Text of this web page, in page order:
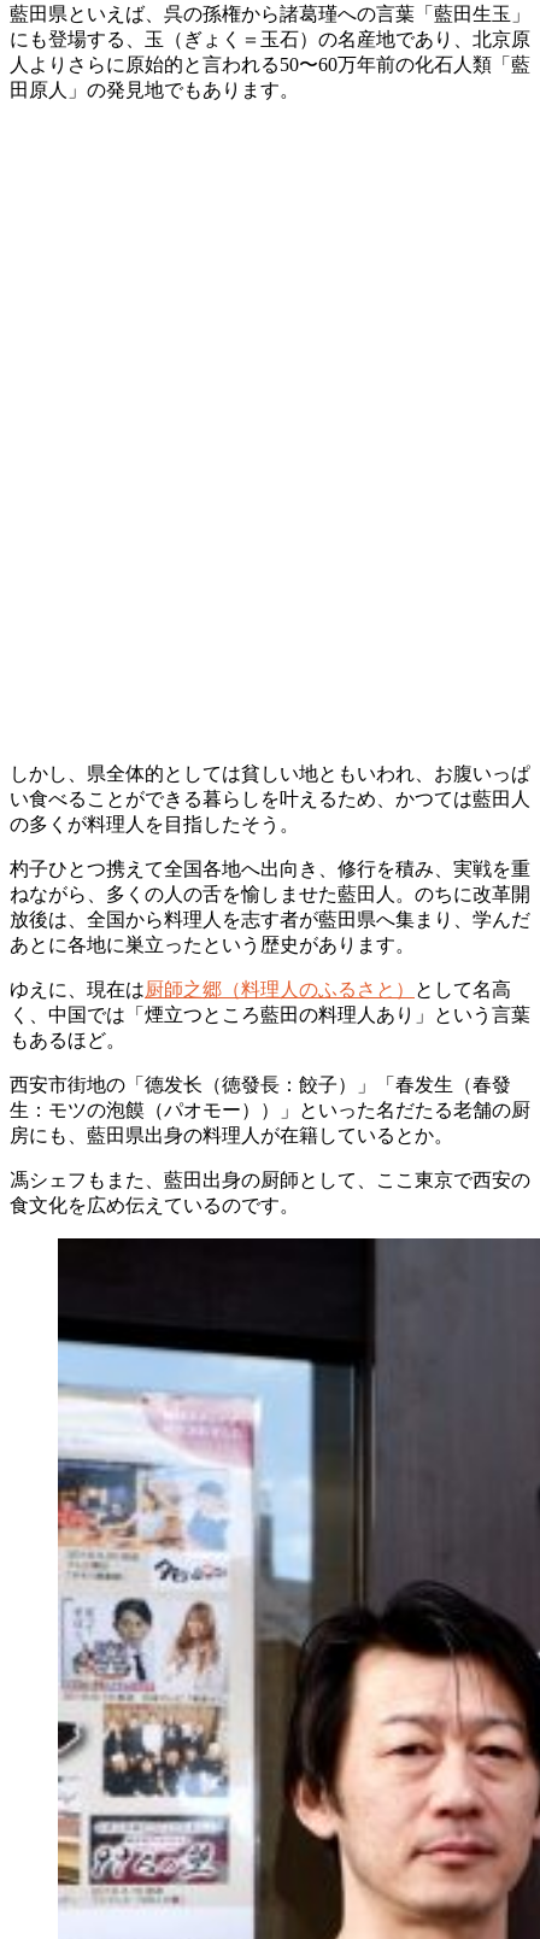
藍田県といえば、呉の孫権から諸葛瑾への言葉「藍田生玉」
にも登場する、玉（ぎょく＝玉石）の名産地であり、北京原
人よりさらに原始的と言われる50〜60万年前の化石人類「藍
田原人」の発見地でもあります。
しかし、県全体的としては貧しい地ともいわれ、お腹いっぱ
い食べることができる暮らしを叶えるため、かつては藍田人
の多くが料理人を目指したそう。
杓子ひとつ携えて全国各地へ出向き、修行を積み、実戦を重
ねながら、多くの人の舌を愉しませた藍田人。のちに改革開
放後は、全国から料理人を志す者が藍田県へ集まり、学んだ
あとに各地に巣立ったという歴史があります。
ゆえに、現在は厨師之郷（料理人のふるさと）
として名高
く、中国では「煙立つところ藍田の料理人あり」という言葉
もあるほど。
西安市街地の「德发长（徳發長：餃子）」「春发生（春發
生：モツの泡饃（パオモー））」といった名だたる老舗の厨
房にも、藍田県出身の料理人が在籍しているとか。
馮シェフもまた、藍田出身の厨師として、ここ東京で西安の
食文化を広め伝えているのです。